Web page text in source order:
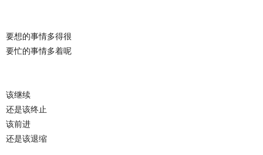
要想的事情多得很
要忙的事情多着呢
该继续
还是该终止
该前进
还是该退缩